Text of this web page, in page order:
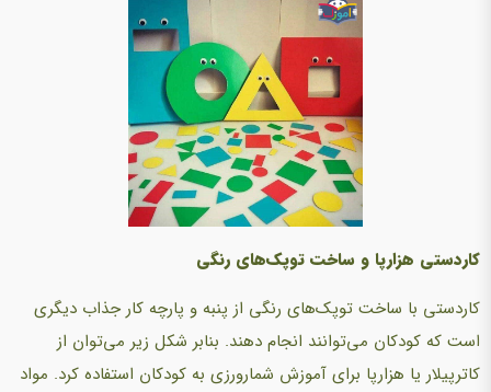
کاردستی هزارپا و ساخت توپک‌های رنگی
کاردستی با ساخت توپک‌های رنگی از پنبه و پارچه کار جذاب دیگری
است که کودکان می‌توانند انجام دهند. بنابر شکل زیر می‌توان از
کاترپیلار یا هزارپا برای آموزش شمارورزی به کودکان استفاده کرد. مواد